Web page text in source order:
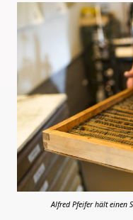
Alfred Pfeifer hält einen